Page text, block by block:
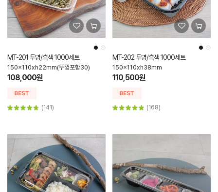
MT-201 투명/흑색 1000세트
150x110xh22mm(뚜껑포함30)
108,000원
(141)
MT-202 투명/흑색 1000세트
150x110xh38mm
110,500원
(168)